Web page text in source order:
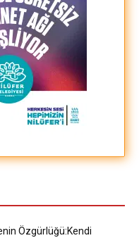
Özgürlüğü:Kendi